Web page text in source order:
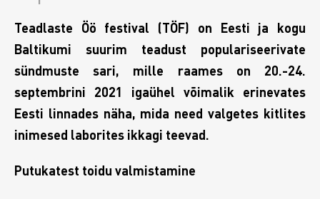
Teadlaste Öö festival (TÖF) on Eesti ja kogu
Baltikumi suurim teadust populariseerivate
sündmuste sari, mille raames on 20.-24.
septembrini 2021 igaühel võimalik erinevates
Eesti linnades näha, mida need valgetes kitlites
inimesed laborites ikkagi teevad.
Putukatest toidu valmistamine